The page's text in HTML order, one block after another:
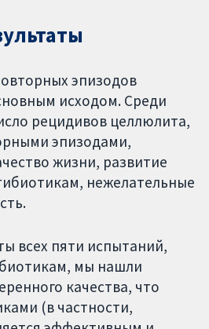
эпизодов
исходом. Среди
рецидивов целлюлита,
эпизодами,
жизни, развитие
нежелательные
всех пяти испытаний,
мы нашли
качества, что
(в частности,